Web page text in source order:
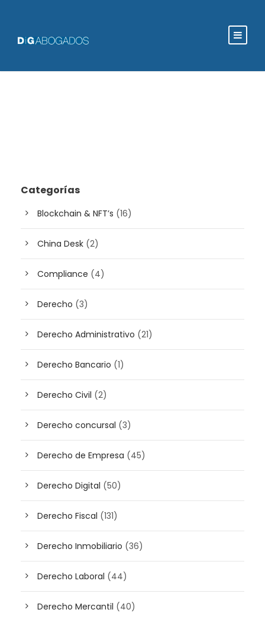
Categorías
Blockchain & NFT’s (16)
China Desk (2)
Compliance (4)
Derecho (3)
Derecho Administrativo (21)
Derecho Bancario (1)
Derecho Civil (2)
Derecho concursal (3)
Derecho de Empresa (45)
Derecho Digital (50)
Derecho Fiscal (131)
Derecho Inmobiliario (36)
Derecho Laboral (44)
Derecho Mercantil (40)